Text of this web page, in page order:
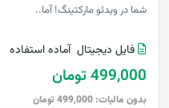
شما در ویدئو مارکتینگ! آما..
فایل دیجیتال آماده استفاده
499,000 تومان
بدون مالیات: 499,000 تومان